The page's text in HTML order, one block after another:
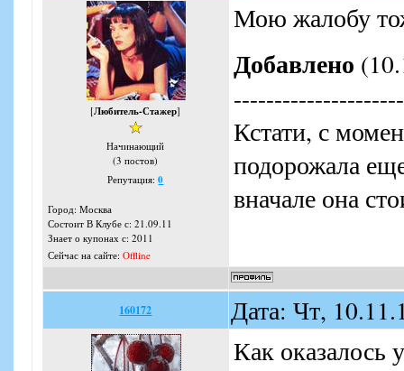
[Любитель-Стажер]
Начинающий
(3 постов)
Репутация:0
Город: Москва
Состоит В Клубе с: 21.09.11
Знает о купонах с: 2011
Сейчас на сайте: Offline
Мою жалобу
Добавлено
Кстати, с
подорожала
вначале она
160172 Дата: Чт,
Как оказалось